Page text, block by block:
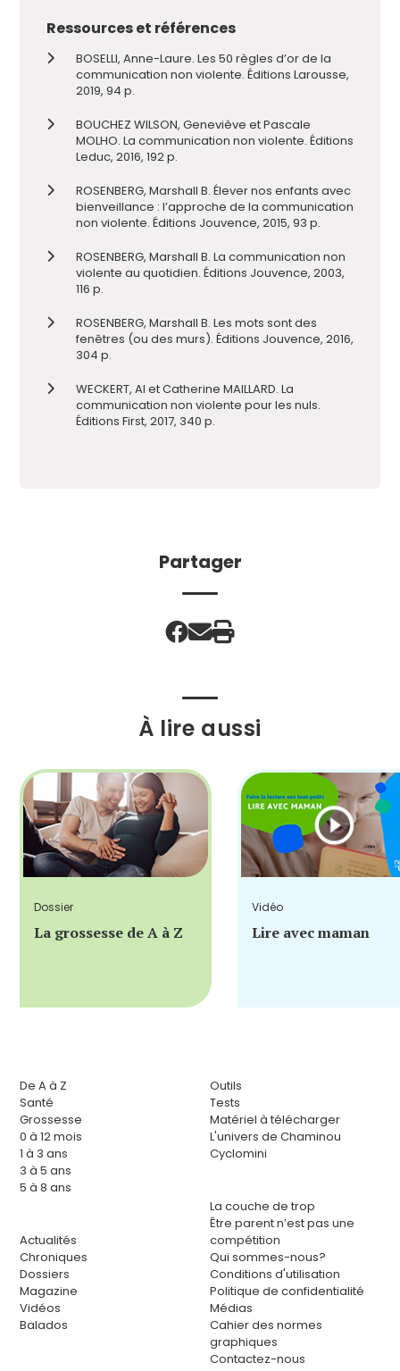
Ressources et références
BOSELLI, Anne-Laure. Les 50 règles d’or de la
communication non violente. Éditions Larousse,
2019, 94 p.
BOUCHEZ WILSON, Geneviève et Pascale
MOLHO. La communication non violente. Éditions
Leduc, 2016, 192 p.
ROSENBERG, Marshall B. Élever nos enfants avec
bienveillance : l’approche de la communication
non violente. Éditions Jouvence, 2015, 93 p.
ROSENBERG, Marshall B. La communication non
violente au quotidien. Éditions Jouvence, 2003,
116 p.
ROSENBERG, Marshall B. Les mots sont des
fenêtres (ou des murs). Éditions Jouvence, 2016,
304 p.
WECKERT, Al et Catherine MAILLARD. La
communication non violente pour les nuls.
Éditions First, 2017, 340 p.
Partager
À lire aussi
Dossier
La grossesse de A à Z
Vidéo
Lire avec maman
De A à Z
Santé
Grossesse
0 à 12 mois
1 à 3 ans
3 à 5 ans
5 à 8 ans
Actualités
Chroniques
Dossiers
Magazine
Vidéos
Balados
Outils
Tests
Matériel à télécharger
L'univers de Chaminou
Cyclomini
La couche de trop
Être parent n’est pas une
compétition
Qui sommes-nous?
Conditions d'utilisation
Politique de confidentialité
Médias
Cahier des normes
graphiques
Contactez-nous